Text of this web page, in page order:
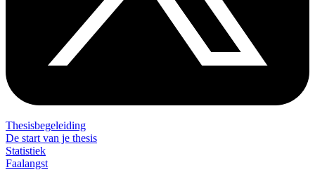
Thesisbegeleiding
De start van je thesis
Statistiek
Faalangst